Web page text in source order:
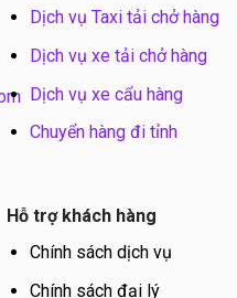
Dịch vụ Taxi tải chở hàng
Dịch vụ xe tải chở hàng
Dịch vụ xe cẩu hàng
Chuyển hàng đi tỉnh
Hỗ trợ khách hàng
Chính sách dịch vụ
Chính sách đại lý